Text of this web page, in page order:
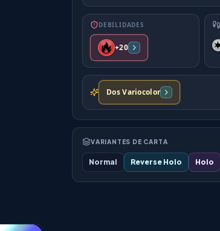
DEBILIDADES
+20
Dos Variocolor
VARIANTES DE CARTA
Normal Reverse Holo Holo